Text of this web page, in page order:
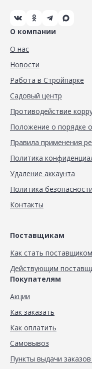
О компании
О нас
Новости
Работа в Стройпарке
Садовый центр
Противодействие
Положение о порядке
Правила применения
Политика
Удаление аккаунта
Политика
Контакты
Поставщикам
Как стать поставщиком
Действующим
Покупателям
Акции
Как заказать
Как оплатить
Самовывоз
Пункты выдачи